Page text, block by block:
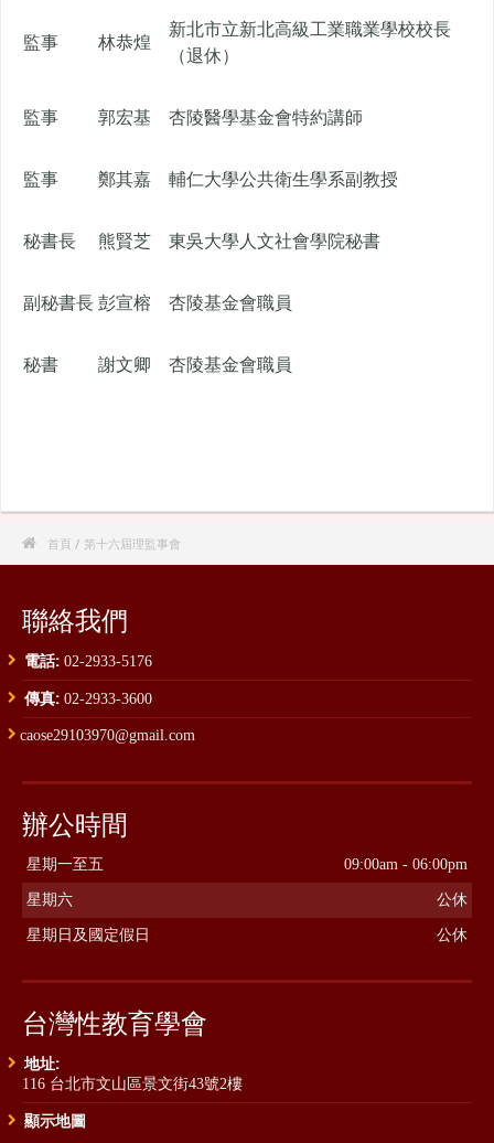
監事 林恭煌
新北市立新北高級工業職業學校校長
（退休）
監事 郭宏基 杏陵醫學基金會特約講師
監事 鄭其嘉 輔仁大學公共衛生學系副教授
秘書長 熊賢芝 東吳大學人文社會學院秘書
副秘書長 彭宣榕 杏陵基金會職員
秘書 謝文卿 杏陵基金會職員
 首頁 / 第十六屆理監事會
聯絡我們
電話: 02-2933-5176
傳真: 02-2933-3600
caose29103970@gmail.com
辦公時間
星期一至五 09:00am - 06:00pm
星期六 公休
星期日及國定假日 公休
台灣性教育學會
地址:
116 台北市文山區景文街43號2樓
顯示地圖